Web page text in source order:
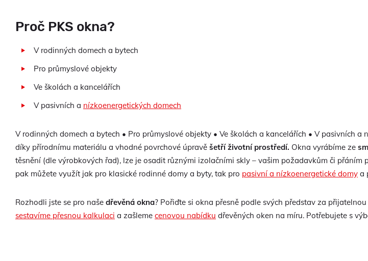
Proč PKS okna?
V rodinných domech a bytech
Pro průmyslové objekty
Ve školách a kancelářích
V pasivních a nízkoenergetických domech
V rodinných domech a bytech • Pro průmyslové objekty • Ve školách a kancelářích • V pasivních
díky přírodnímu materiálu a vhodné povrchové úpravě šetří životní prostředí. Okna vyrábíme ze
těsnění (dle výrobkových řad), lze je osadit různými izolačními skly – vašim požadavkům či
pak můžete využít jak pro klasické rodinné domy a byty, tak pro pasivní a nízkoenergetické domy a
Rozhodli jste se pro naše dřevěná okna? Pořiďte si okna přesně podle svých představ za
sestavíme přesnou kalkulaci a zašleme cenovou nabídku dřevěných oken na míru. Potřebujete s